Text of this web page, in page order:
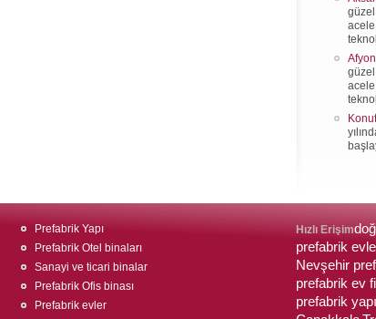
güzel
güzel
Konut
Prefabrik Yapı
Prefabrik Otel binaları
Sanayi ve ticari binalar
Prefabrik Ofis binası
Prefabrik evler
Hızlı Erişim
prefabrik
Nevşehir
prefabrik ev
prefabrik